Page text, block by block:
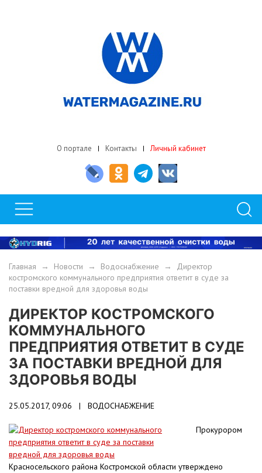
О портале Контакты Личный кабинет
Главная → Новости → Водоснабжение → Директор
костромского коммунального предприятия ответит в суде за
поставки вредной для здоровья воды
ДИРЕКТОР КОСТРОМСКОГО
КОММУНАЛЬНОГО
ПРЕДПРИЯТИЯ ОТВЕТИТ В СУДЕ
ЗА ПОСТАВКИ ВРЕДНОЙ ДЛЯ
ЗДОРОВЬЯ ВОДЫ
25.05.2017, 09:06 | ВОДОСНАБЖЕНИЕ
Прокурором
Красносельского района Костромской области утверждено